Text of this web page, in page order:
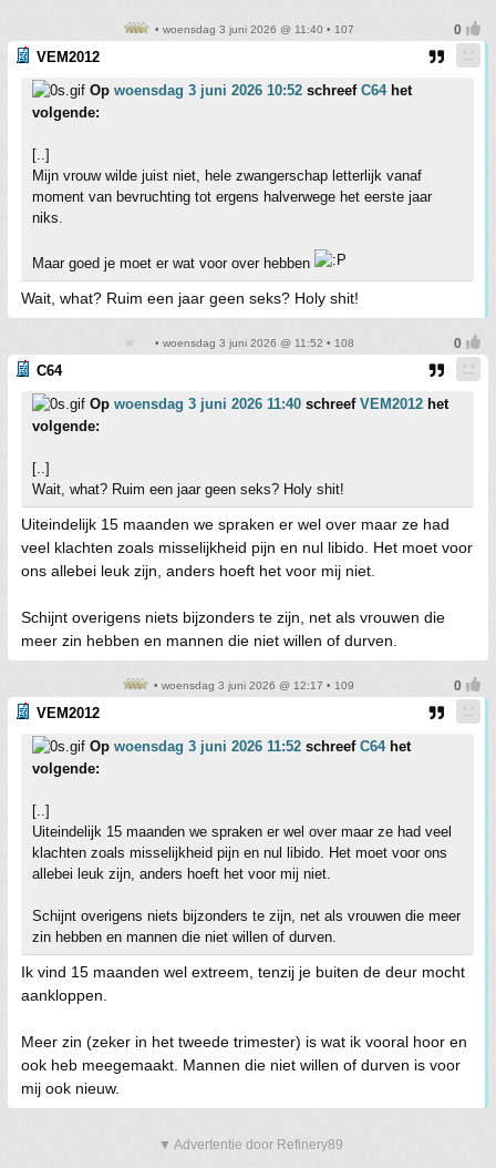
• woensdag 3 juni 2026 @ 11:40 • 107
VEM2012
Op woensdag 3 juni 2026 10:52 schreef C64het
volgende:
[..]
Mijn vrouw wilde juist niet, hele zwangerschap letterlijk vanaf
moment van bevruchting tot ergens halverwege het eerste jaar
niks.
Maar goed je moet er wat voor over hebben
Wait, what? Ruim een jaar geen seks? Holy shit!
• woensdag 3 juni 2026 @ 11:52 • 108
C64
Op woensdag 3 juni 2026 11:40 schreef VEM2012 het
volgende:
[..]
Wait, what? Ruim een jaar geen seks? Holy shit!
Uiteindelijk 15 maanden we spraken er wel over maar ze had
veel klachten zoals misselijkheid pijn en nul libido. Het moet voor
ons allebei leuk zijn, anders hoeft het voor mij niet.
Schijnt overigens niets bijzonders te zijn, net als vrouwen die
meer zin hebben en mannen die niet willen of durven.
• woensdag 3 juni 2026 @ 12:17 • 109
VEM2012
Op woensdag 3 juni 2026 11:52 schreef C64het
volgende:
[..]
Uiteindelijk 15 maanden we spraken er wel over maar ze had veel
klachten zoals misselijkheid pijn en nul libido. Het moet voor ons
allebei leuk zijn, anders hoeft het voor mij niet.
Schijnt overigens niets bijzonders te zijn, net als vrouwen die meer
zin hebben en mannen die niet willen of durven.
Ik vind 15 maanden wel extreem, tenzij je buiten de deur mocht
aankloppen.
Meer zin (zeker in het tweede trimester) is wat ik vooral hoor en
ook heb meegemaakt. Mannen die niet willen of durven is voor
mij ook nieuw.
▼ Advertentie door Refinery89